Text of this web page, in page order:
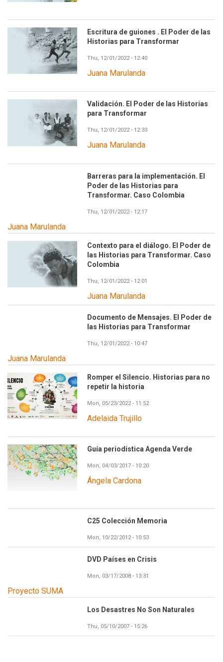
Escritura de guiones . El Poder de las
Historias para Transformar
Thu, 12/01/2022 - 12:40
Juana Marulanda
Validación. El Poder de las Historias
para Transformar
Thu, 12/01/2022 - 12:33
Juana Marulanda
Barreras para la implementación. El
Poder de las Historias para
Transformar. Caso Colombia
Thu, 12/01/2022 - 12:17
Juana Marulanda
Contexto para el diálogo. El Poder de
las Historias para Transformar. Caso
Colombia
Thu, 12/01/2022 - 12:01
Juana Marulanda
Documento de Mensajes. El Poder de
las Historias para Transformar
Thu, 12/01/2022 - 10:47
Juana Marulanda
Romper el Silencio. Historias para no
repetir la historia
Mon, 05/23/2022 - 11:52
Adelaida Trujillo
Guía periodística Agenda Verde
Mon, 04/03/2017 - 10:20
Ángela Cardona
C25 Colección Memoria
Mon, 10/22/2012 - 10:53
DVD Países en Crisis
Mon, 03/17/2008 - 13:31
Proyecto SUMA
Los Desastres No Son Naturales
Thu, 05/10/2007 - 15:26